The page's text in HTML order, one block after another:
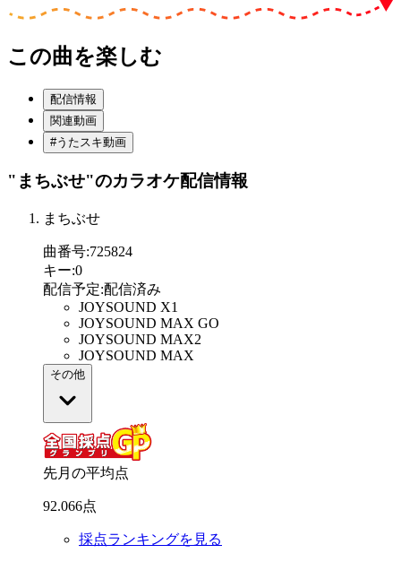
この曲を楽しむ
配信情報
関連動画
#うたスキ動画
"まちぶせ"のカラオケ配信情報
まちぶせ
曲番号:725824
キー:0
配信予定:配信済み
JOYSOUND X1
JOYSOUND MAX GO
JOYSOUND MAX2
JOYSOUND MAX
その他
先月の平均点
92.066点
採点ランキングを見る